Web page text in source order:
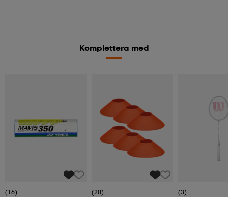
Komplettera med
(16)
(20)
(3)